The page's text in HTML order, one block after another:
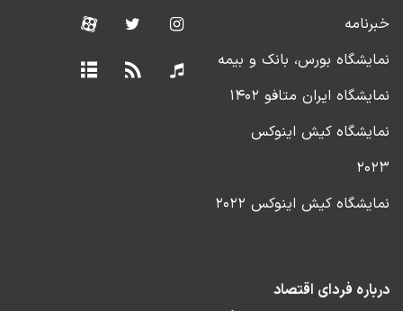
خبرنامه
نمایشگاه بورس، بانک و بیمه
نمایشگاه ایران متافو ۱۴۰۲
نمایشگاه کیش اینوکس
۲۰۲۳
نمایشگاه کیش اینوکس ۲۰۲۲
درباره فردای اقتصاد